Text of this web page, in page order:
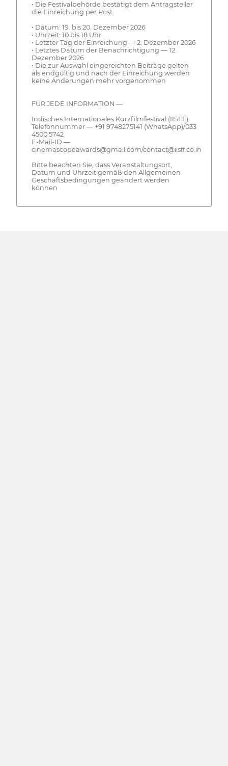
• Die Festivalbehörde bestätigt dem Antragsteller
die Einreichung per Post.
• Datum: 19. bis 20. Dezember 2026
• Uhrzeit: 10 bis 18 Uhr
• Letzter Tag der Einreichung — 2. Dezember 2026
• Letztes Datum der Benachrichtigung — 12.
Dezember 2026
• Die zur Auswahl eingereichten Beiträge gelten
als endgültig und nach der Einreichung werden
keine Änderungen mehr vorgenommen
FÜR JEDE INFORMATION —
Indisches Internationales Kurzfilmfestival (IISFF)
Telefonnummer — +91 9748275141 (WhatsApp)/033
4500 5742
E-Mail-ID —
cinemascopeawards@gmail.com/contact@iisff.co.in
Bitte beachten Sie, dass Veranstaltungsort,
Datum und Uhrzeit gemäß den Allgemeinen
Geschäftsbedingungen geändert werden
können